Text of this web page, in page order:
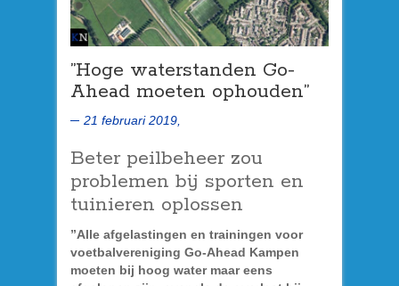
”Hoge waterstanden Go-
Ahead moeten ophouden”
21 februari 2019,
Beter peilbeheer zou
problemen bij sporten en
tuinieren oplossen
”Alle afgelastingen en trainingen voor
voetbalvereniging Go-Ahead Kampen
moeten bij hoog water maar eens